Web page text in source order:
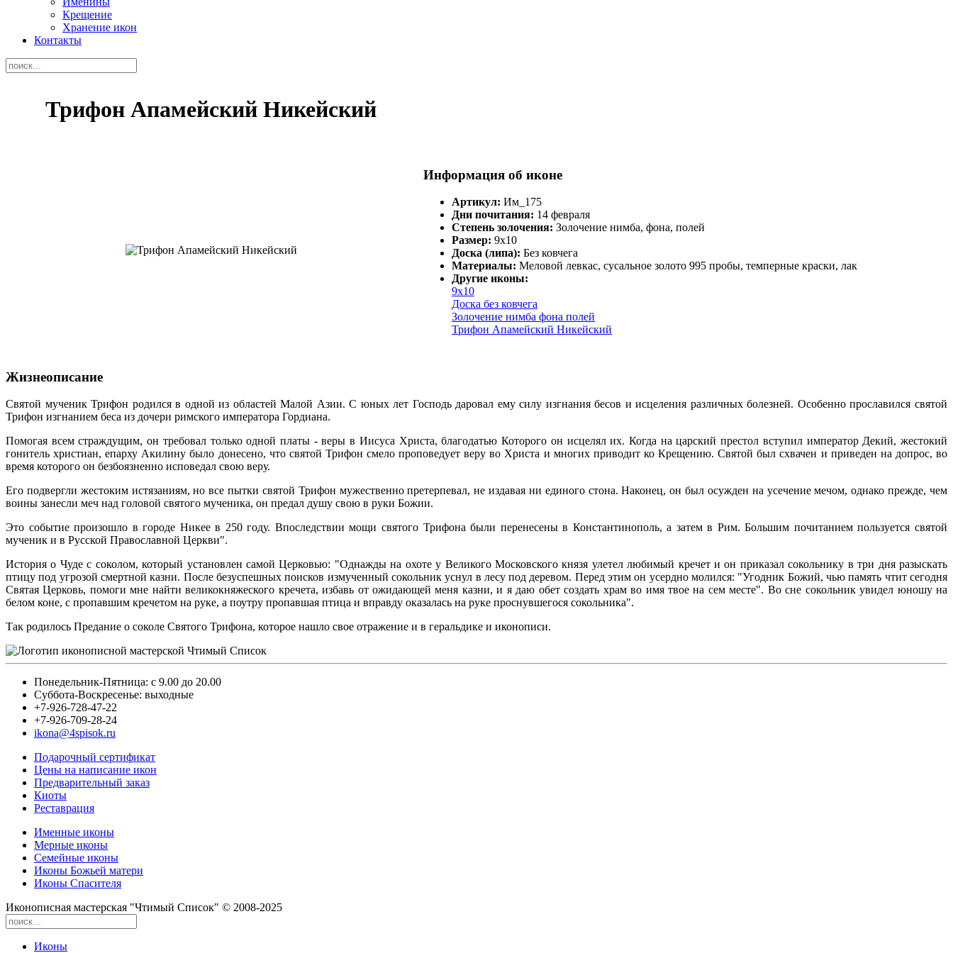
Крещение
Хранение икон
Контакты
Трифон Апамейский Никейский
Информация об иконе
Артикул: Им_175
Дни почитания: 14 февраля
Степень золочения: Золочение нимба, фона, полей
Размер: 9х10
Доска (липа): Без ковчега
Материалы: Меловой левкас, сусальное золото 995 пробы, темперные краски, лак
Другие иконы:
9х10
Доска без ковчега
Золочение нимба фона полей
Трифон Апамейский Никейский
Жизнеописание
Святой мученик Трифон родился в одной из областей Малой Азии. С юных лет Господь даровал ему силу изгнания бесов и исцеления различных болезней. Особенно прославился святой
Трифон изгнанием беса из дочери римского императора Гордиана.
Помогая всем страждущим, он требовал только одной платы - веры в Иисуса Христа, благодатью Которого он исцелял их. Когда на царский престол вступил император Декий, жестокий
гонитель христиан, епарху Акилину было донесено, что святой Трифон смело проповедует веру во Христа и многих приводит ко Крещению. Святой был схвачен и приведен на допрос, во
время которого он безбоязненно исповедал свою веру.
Его подвергли жестоким истязаниям, но все пытки святой Трифон мужественно претерпевал, не издавая ни единого стона. Наконец, он был осужден на усечение мечом, однако прежде, чем
воины занесли меч над головой святого мученика, он предал душу свою в руки Божии.
Это событие произошло в городе Никее в 250 году. Впоследствии мощи святого Трифона были перенесены в Константинополь, а затем в Рим. Большим почитанием пользуется святой
мученик и в Русской Православной Церкви".
История о Чуде с соколом, который установлен самой Церковью: "Однажды на охоте у Великого Московского князя улетел любимый кречет и он приказал сокольнику в три дня разыскать
птицу под угрозой смертной казни. После безуспешных поисков измученный сокольник уснул в лесу под деревом. Перед этим он усердно молился: "Угодник Божий, чью память чтит сегодня
Святая Церковь, помоги мне найти великокняжеского кречета, избавь от ожидающей меня казни, и я даю обет создать храм во имя твое на сем месте". Во сне сокольник увидел юношу на
белом коне, с пропавшим кречетом на руке, а поутру пропавшая птица и вправду оказалась на руке проснувшегося сокольника".
Так родилось Предание о соколе Святого Трифона, которое нашло свое отражение и в геральдике и иконописи.
Понедельник-Пятница: с 9.00 до 20.00
Суббота-Воскресенье: выходные
+7-926-728-47-22
+7-926-709-28-24
ikona@4spisok.ru
Подарочный сертификат
Цены на написание икон
Предварительный заказ
Киоты
Реставрация
Именные иконы
Мерные иконы
Семейные иконы
Иконы Божьей матери
Иконы Спасителя
Иконописная мастерская "Чтимый Список" © 2008-2025
Иконы